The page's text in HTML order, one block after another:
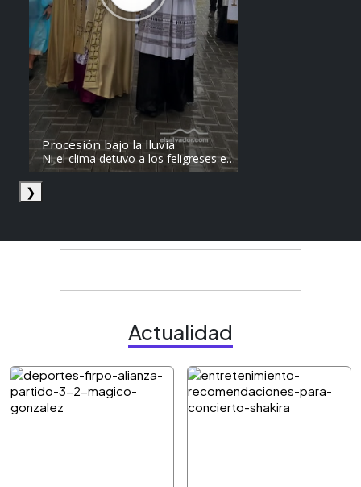
Procesión bajo la lluvia
Ni el clima detuvo a los feligreses en
el recorrido del Divino Salvador del
Mundo. Vídeo: elsalvador.com /
❯
Actualidad